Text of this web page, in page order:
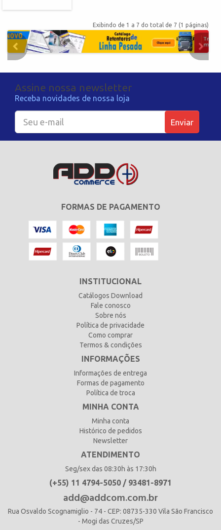
Exibindo de 1 a 7 do total de 7 (1 páginas)
Assine nossa newsletter
Receba novidades de nossa loja
Enviar
FORMAS DE PAGAMENTO
INSTITUCIONAL
Catálogos Download
Fale conosco
Sobre nós
Política de privacidade
Como comprar
Termos & condições
INFORMAÇÕES
Informações de entrega
Formas de pagamento
Política de troca
MINHA CONTA
Minha conta
Histórico de pedidos
Newsletter
ATENDIMENTO
Seg/sex das 08:30h às 17:30h
(+55) 11 4794-5050 / 93481-8971
add@addcom.com.br
Rua Osvaldo Scognamiglio - 74 - CEP: 08735-330 Vila São Francisco
- Mogi das Cruzes/SP